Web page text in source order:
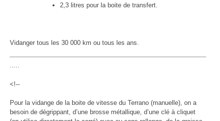
2,3 litres pour la boite de transfert.
Vidanger tous les 30 000 km ou tous les ans.
.....
<!--
Pour la vidange de la boite de vitesse du Terrano (manuelle), on a
besoin de dégrippant, d’une brosse métallique, d’une clé à cliquet